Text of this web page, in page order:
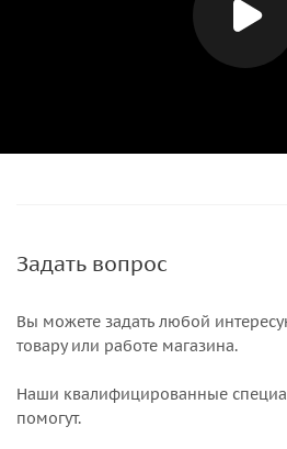
Задать вопрос
Вы можете задать любой
товару или работе магазина.
Наши квалифицированные
помогут.